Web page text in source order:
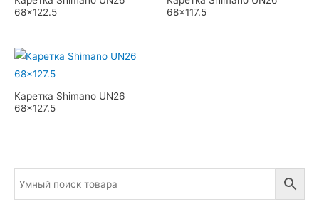
68×122.5
68×117.5
Каретка Shimano UN26
68×127.5